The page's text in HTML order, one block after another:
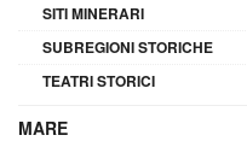
SITI MINERARI
SUBREGIONI STORICHE
TEATRI STORICI
MARE